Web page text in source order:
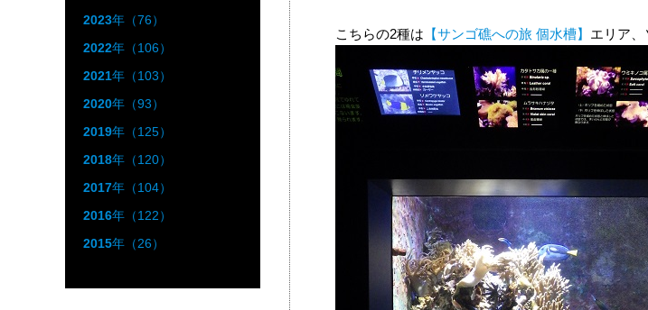
こちらの2種は 【サンゴ礁への旅 個水槽】 エリア、
2023年（76）
2022年（106）
2021年（103）
2020年（93）
2019年（125）
2018年（120）
2017年（104）
2016年（122）
2015年（26）